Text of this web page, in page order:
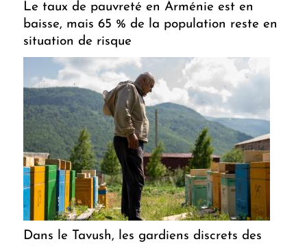
Le taux de pauvreté en Arménie est en
baisse, mais 65 % de la population reste en
situation de risque
Dans le Tavush, les gardiens discrets des